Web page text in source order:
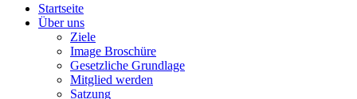
Startseite
Über uns
Ziele
Image Broschüre
Gesetzliche Grundlage
Mitglied werden
Satzung